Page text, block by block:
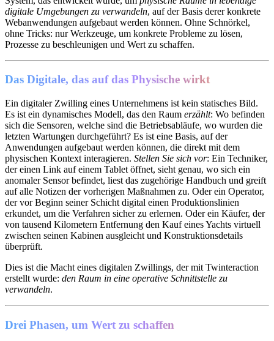
digitale Umgebungen zu verwandeln, auf der Basis derer konkrete
Webanwendungen aufgebaut werden können. Ohne Schnörkel,
ohne Tricks: nur Werkzeuge, um konkrete Probleme zu lösen,
Prozesse zu beschleunigen und Wert zu schaffen.
Das Digitale, das auf das Physische wirkt
Ein digitaler Zwilling eines Unternehmens ist kein statisches Bild.
Es ist ein dynamisches Modell, das den Raum erzählt: Wo befinden
sich die Sensoren, welche sind die Betriebsabläufe, wo wurden die
letzten Wartungen durchgeführt? Es ist eine Basis, auf der
Anwendungen aufgebaut werden können, die direkt mit dem
physischen Kontext interagieren. Stellen Sie sich vor: Ein Techniker,
der einen Link auf einem Tablet öffnet, sieht genau, wo sich ein
anomaler Sensor befindet, liest das zugehörige Handbuch und greift
auf alle Notizen der vorherigen Maßnahmen zu. Oder ein Operator,
der vor Beginn seiner Schicht digital einen Produktionslinien
erkundet, um die Verfahren sicher zu erlernen. Oder ein Käufer, der
von tausend Kilometern Entfernung den Kauf eines Yachts virtuell
zwischen seinen Kabinen ausgleicht und Konstruktionsdetails
überprüft.
Dies ist die Macht eines digitalen Zwillings, der mit Twinteraction
erstellt wurde: den Raum in eine operative Schnittstelle zu
verwandeln.
Drei Phasen, um Wert zu schaffen